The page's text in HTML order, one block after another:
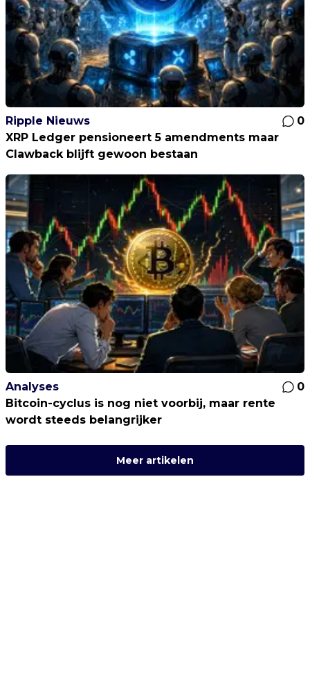
Ripple Nieuws
0
XRP Ledger pensioneert 5 amendments maar
Clawback blijft gewoon bestaan
Analyses
0
Bitcoin-cyclus is nog niet voorbij, maar rente
wordt steeds belangrijker
Meer artikelen